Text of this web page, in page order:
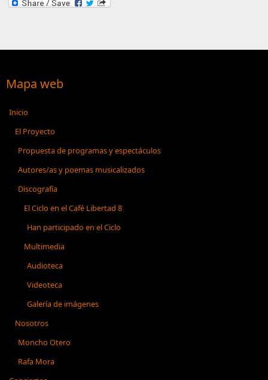
Mapa web
Inicio
El Proyecto
Propuesta de programas y espectáculos
Autores/as y poemas musicalizados
Discografía
El Ciclo en el Café Libertad 8
Han participado en el Ciclo
Multimedia
Audioteca
Videoteca
Galería de imágenes
Nosotros
Moncho Otero
Rafa Mora